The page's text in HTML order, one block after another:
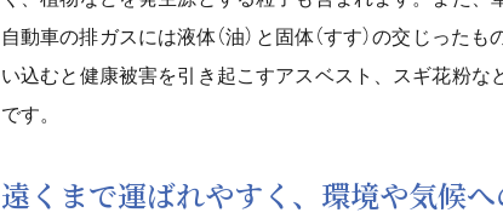
自動車の排ガスには液体（油）と固体（すす）の交じっ
い込むと健康被害を引き起こすアスベスト、スギ花粉
です。
遠くまで運ばれやすく、環境や気候